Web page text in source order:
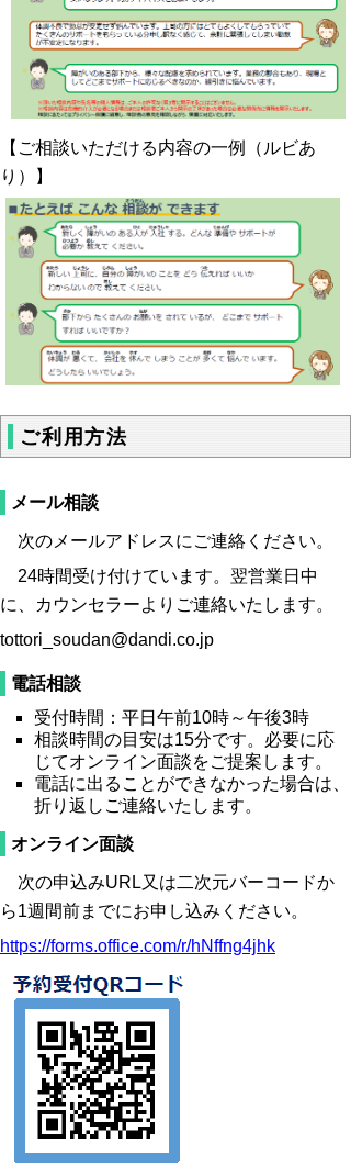
【ご相談いただける内容の一例（ルビあ
り）】
ご利用方法
メール相談
次のメールアドレスにご連絡ください。
24時間受け付けています。 翌営業日中
に、カウンセラーよりご連絡いたします。
tottori_soudan@dandi.co.jp
電話相談
受付時間：平日午前10時～午後3時
相談時間の目安は15分です。必要に応
じてオンライン面談をご提案します。
電話に出ることができなかった場合は、
折り返しご連絡いたします。
オンライン面談
次の申込みURL又は二次元バーコードか
ら1週間前までにお申し込みください。
https://forms.office.com/r/hNffng4jhk